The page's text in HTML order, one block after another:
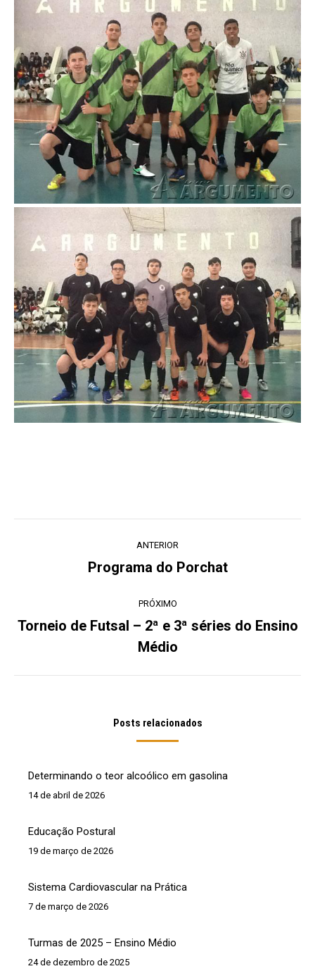
ANTERIOR
Post
Programa do Porchat
PRÓXIMO
Próximo
post:
Torneio de Futsal – 2ª e 3ª séries do Ensino
Médio
Posts relacionados
Determinando o teor alcoólico em gasolina
14 de abril de 2026
Educação Postural
19 de março de 2026
Sistema Cardiovascular na Prática
7 de março de 2026
Turmas de 2025 – Ensino Médio
24 de dezembro de 2025